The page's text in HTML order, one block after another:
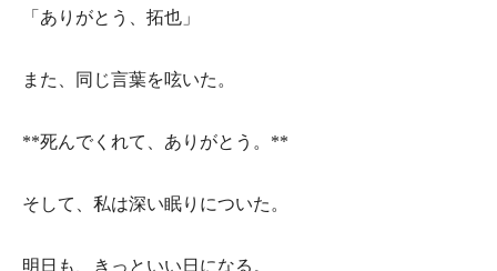
「ありがとう、拓也」
また、同じ言葉を呟いた。
**死んでくれて、ありがとう。**
そして、私は深い眠りについた。
明日も、きっといい日になる。